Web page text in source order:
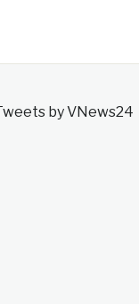
by VNews24